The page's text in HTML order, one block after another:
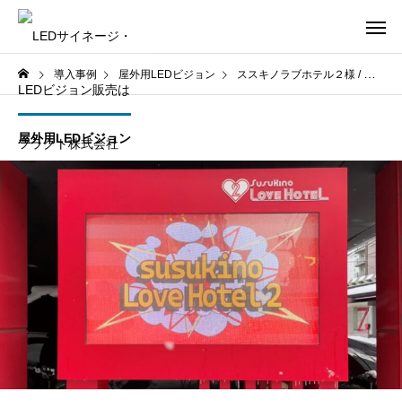
導入事例 屋外用LEDビジョン ススキノラブホテル２様 / 北海道札幌市
屋外用LEDビジョン